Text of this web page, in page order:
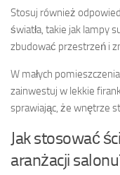
Stosuj również
światła, takie jak lampy
zbudować przestrzeń i
W małych
zainwestuj w lekkie
sprawiając, że wnętrze
Jak stosować
aranżacji